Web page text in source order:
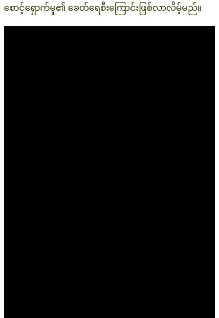
စောင့်ရှောက်မှု၏ ခေတ်ရေစီးကြောင်းဖြစ်လာလိမ့်မည်။